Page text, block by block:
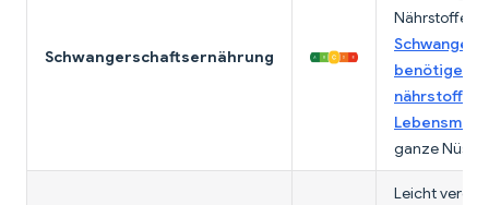
Schwangerschaftsernährung
Nährstoffe.
Schwangere
benötigen
Lebensmittel
ganze Nüsse.
Leicht